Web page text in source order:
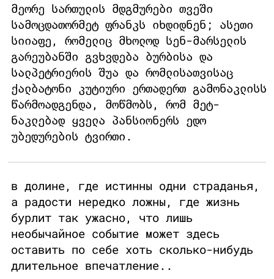
მეორე სართულის მდგმურები თვეში
სამოცდათორმეტ ფრანკს იხდიდნენ; ასეთი
სიიაფე, რომელიც მხოლოდ სენ-მარსელის
გარეუბანში გვხვდება ბურბისა და
სალპეტრიერის შუა და რომლისათვისაც
ქალბატონი კუტიური ერთადერთ გამონაკლისს
წარმოადგენდა, მოწმობს, რომ მეტ-
ნაკლებად ყველა პანსიონერს ედო
უბედურების ტვირთი.
в долине, где истинны одни страданья,
а радости нередко ложны, где жизнь
бурлит так ужасно, что лишь
необычайное событие может здесь
оставить по себе хоть сколько-нибудь
длительное впечатление..